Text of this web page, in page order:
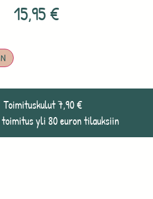
15,95€
Toimituskulut 7,90 €
toimitus yli 80 euron tilauksiin